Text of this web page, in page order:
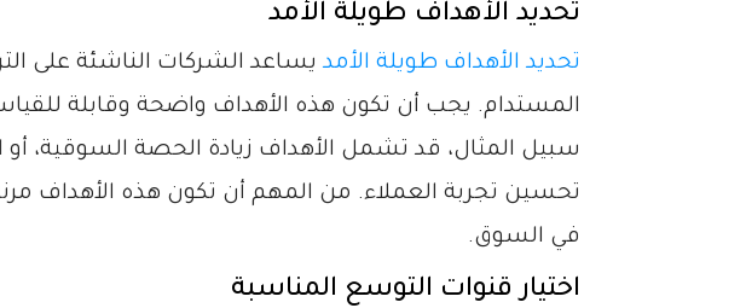
تحديد الأهداف طويلة الأمد
تحديد الأهداف طويلة الأمد يساعد الشركات الناشئة على
المستدام. يجب أن تكون هذه الأهداف واضحة وقابلة
سبيل المثال، قد تشمل الأهداف زيادة الحصة السوقية،
تحسين تجربة العملاء. من المهم أن تكون هذه الأهداف
في السوق.
اختيار قنوات التوسع المناسبة